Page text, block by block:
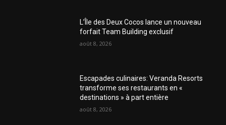
L’Île des Deux Cocos lance un nouveau
forfait Team Building exclusif
août 8, 2026
Escapades culinaires: Veranda Resorts
transforme ses restaurants en «
destinations » à part entière
août 8, 2026